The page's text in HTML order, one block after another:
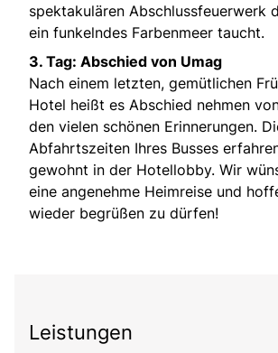
spektakulären Abschlussfeuerwerk
ein funkelndes Farbenmeer taucht.
3. Tag: Abschied von Umag
Nach einem letzten, gemütlichen
Hotel heißt es Abschied nehmen
den vielen schönen Erinnerungen.
Abfahrtszeiten Ihres Busses
gewohnt in der Hotellobby. Wir
eine angenehme Heimreise und
wieder begrüßen zu dürfen!
Leistungen